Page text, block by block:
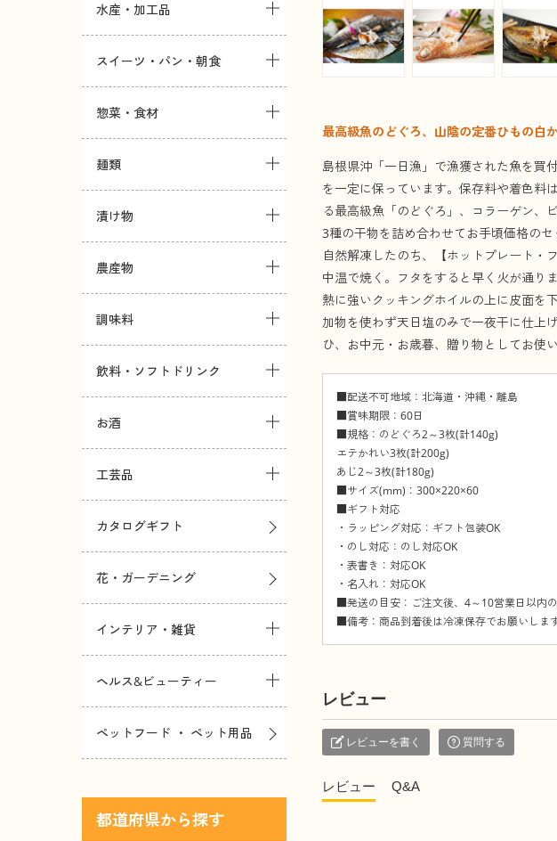
最高級魚のどぐろ、山陰の定番ひもの白
島根県沖「一日漁」で漁獲された魚を買
を一定に保っています。保存料や着色料
る最高級魚「のどぐろ」、コラーゲン、
3種の干物を詰め合わせてお手頃価格のセ
自然解凍したのち、【ホットプレート・
中温で焼く。フタをすると早く火が通り
熱に強いクッキングホイルの上に皮面を
加物を使わず天日塩のみで一夜干に仕上
ひ、お中元・お歳暮、贈り物としてお使い
■配送不可地域：北海道・沖縄・離島
■賞味期限：60日
■規格：のどぐろ2～3枚(計140g)
エテかれい3枚(計200g)
あじ2～3枚(計180g)
■サイズ(mm)：300×220×60
■ギフト対応
・ラッピング対応：ギフト包装OK
・のし対応：のし対応OK
・表書き：対応OK
・名入れ：対応OK
■発送の目安：ご注文後、4～10営業日以内の
■備考：商品到着後は冷凍保存でお願いしま
レビュー
レビューを書く 質問する
レビュー Q&A
水産・加工品
スイーツ・パン・朝食
惣菜・食材
麺類
漬け物
農産物
調味料
飲料・ソフトドリンク
お酒
工芸品
カタログギフト
花・ガーデニング
インテリア・雑貨
ヘルス&ビューティー
ペットフード ・ ペット用品
都道府県